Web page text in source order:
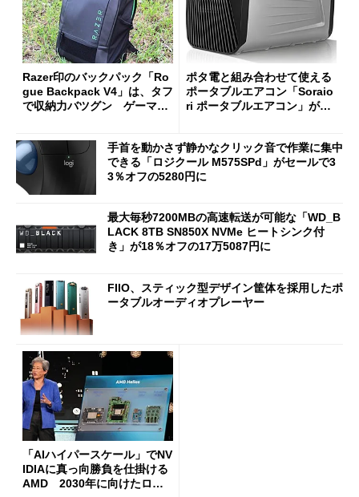
Razer印のバックパック「Ro
gue Backpack V4」は、タフ
で収納力バツグン ゲーマー
ポタ電と組み合わせて使える
ポータブルエアコン「Soraio
ri ポータブルエアコン」がセ
手首を動かさず静かなクリック音で作業に集中
できる「ロジクール M575SPd」がセールで3
3％オフの5280円に
最大毎秒7200MBの高速転送が可能な「WD_B
LACK 8TB SN850X NVMe ヒートシンク付
き」が18％オフの17万5087円に
FIIO、スティック型デザイン筐体を採用したポ
ータブルオーディオプレーヤー
「AIハイパースケール」でNV
IDIAに真っ向勝負を仕掛ける
AMD 2030年に向けたロー